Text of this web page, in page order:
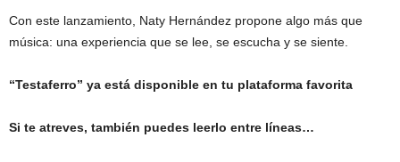
Con este lanzamiento, Naty Hernández propone algo más que
música: una experiencia que se lee, se escucha y se siente.
“Testaferro” ya está disponible en tu plataforma favorita
Si te atreves, también puedes leerlo entre líneas…